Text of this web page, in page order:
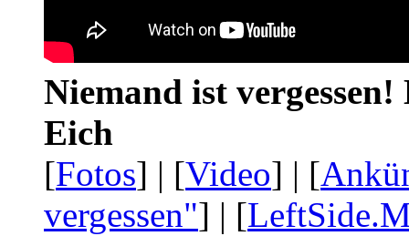
Niemand ist
Eich
[Fotos] | [Video] | [
vergessen"] | [